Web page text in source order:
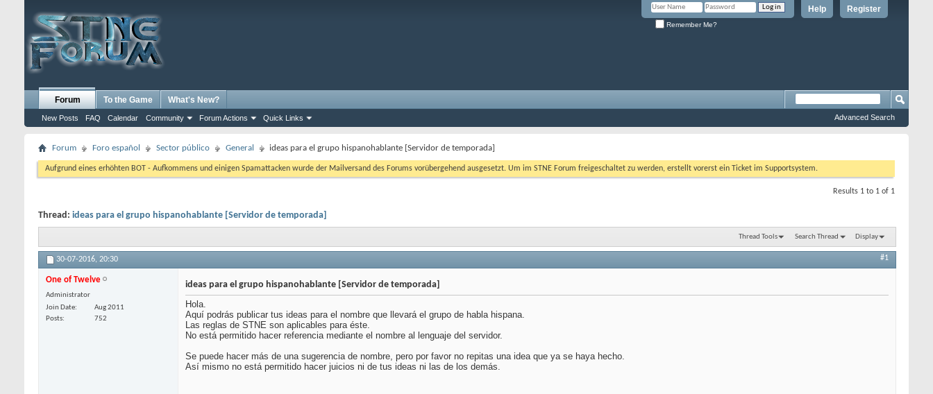
Register
Help
Remember Me?
Forum
New Posts FAQ Calendar Community Forum Actions Quick Links
To the Game What's New?
Advanced Search
Forum Foro español Sector público General ideas para el grupo hispanohablante [Servidor de temporada]
Aufgrund eines erhöhten BOT - Aufkommens und einigen Spamattacken wurde der Mailversand des Forums vorübergehend ausgesetzt. Um im STNE Forum freigeschaltet zu werden, erstellt vorerst ein Ticket im Supportsystem.
Results 1 to 1 of 1
Thread: ideas para el grupo hispanohablante [Servidor de temporada]
Thread Tools Search Thread Display
30-07-2016, 20:30 #1
One of Twelve
Administrator
Join Date
Aug 2011
Posts
752
ideas para el grupo hispanohablante [Servidor de temporada]
Hola.
Aquí podrás publicar tus ideas para el nombre que llevará el grupo de habla hispana.
Las reglas de STNE son aplicables para éste.
No está permitido hacer referencia mediante el nombre al lenguaje del servidor.
Se puede hacer más de una sugerencia de nombre, pero por favor no repitas una idea que ya se haya hecho.
Así mismo no está permitido hacer juicios ni de tus ideas ni las de los demás.